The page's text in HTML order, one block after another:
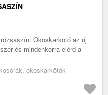
Okoskarkötő az új
és mindenkorra elérd a
okoskarkötők